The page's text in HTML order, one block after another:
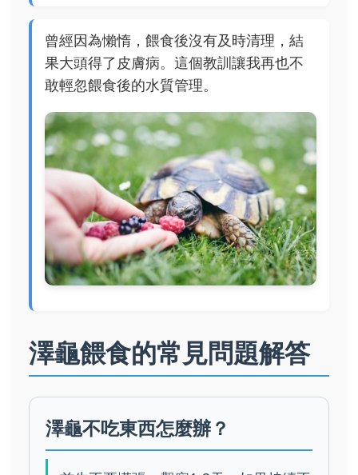
曾經因為懶惰，餵食後沒有及時清理，結
果大頭得了皮膚病。這個教訓讓我再也不
敢輕忽餵食後的水質管理。
澤龜餵食的常見問題解答
澤龜不吃東西怎麼辦？